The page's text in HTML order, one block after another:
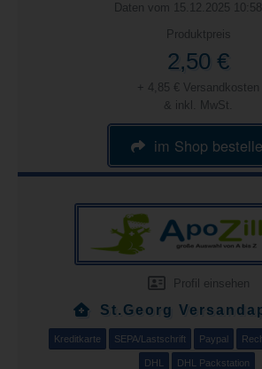
Daten vom 15.12.2025
Produktpreis
2,50 €
+ 4,85 € Versandkosten
& inkl. MwSt.
im Shop
Profil einsehen
St.Georg
Kreditkarte SEPA/Lastschrift Paypal
DHL DHL Packstation